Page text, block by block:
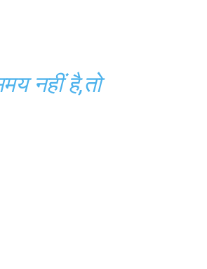
नहीं है,तो